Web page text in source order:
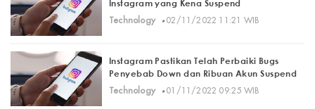
Instagram yang Kena Suspend
Technology
· 02/11/2022 11:21 WIB
Instagram Pastikan Telah Perbaiki Bugs
Penyebab Down dan Ribuan Akun Suspend
Technology
· 01/11/2022 09:25 WIB